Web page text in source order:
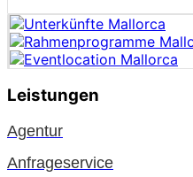
Leistungen
Agentur
Anfrageservice